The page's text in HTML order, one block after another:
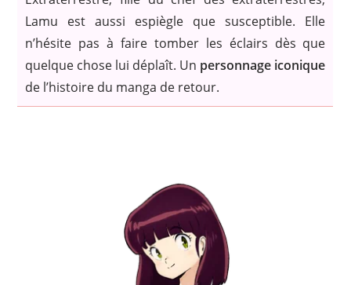
Lamu est aussi espiègle que susceptible. Elle
n’hésite pas à faire tomber les éclairs dès que
quelque chose lui déplaît. Un personnage iconique
de l’histoire du manga de retour.